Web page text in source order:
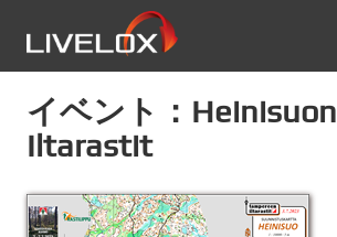
イベント：Heinisuon
Iltarastit